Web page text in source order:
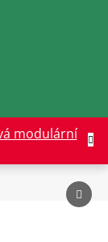
modulární